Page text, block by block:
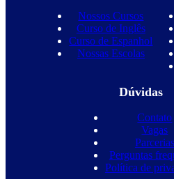
Nossos Cursos
Curso de Inglês
Curso de Espanhol
Nossas Escolas
Dúvidas
Contato
Vagas
Parcerias
Perguntas
Política de